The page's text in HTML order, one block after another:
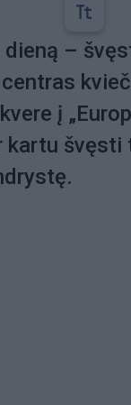
dieną –
į
kartu švęsti